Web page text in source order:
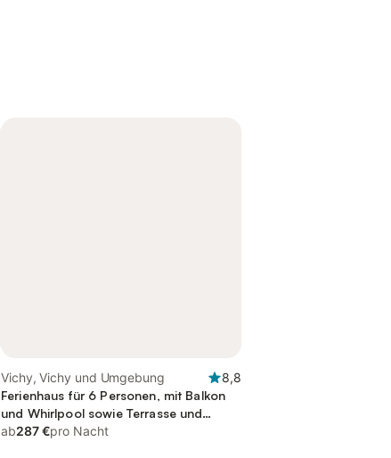
Vichy, Vichy und Umgebung
8,8
Ferienhaus für 6 Personen, mit Balkon
und Whirlpool sowie Terrasse und
Garten
ab287 €pro Nacht